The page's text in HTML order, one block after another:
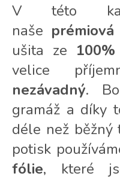
V této
naše
ušita ze
velice
nezávadný.
gramáž a díky
déle než
potisk
fólie, které